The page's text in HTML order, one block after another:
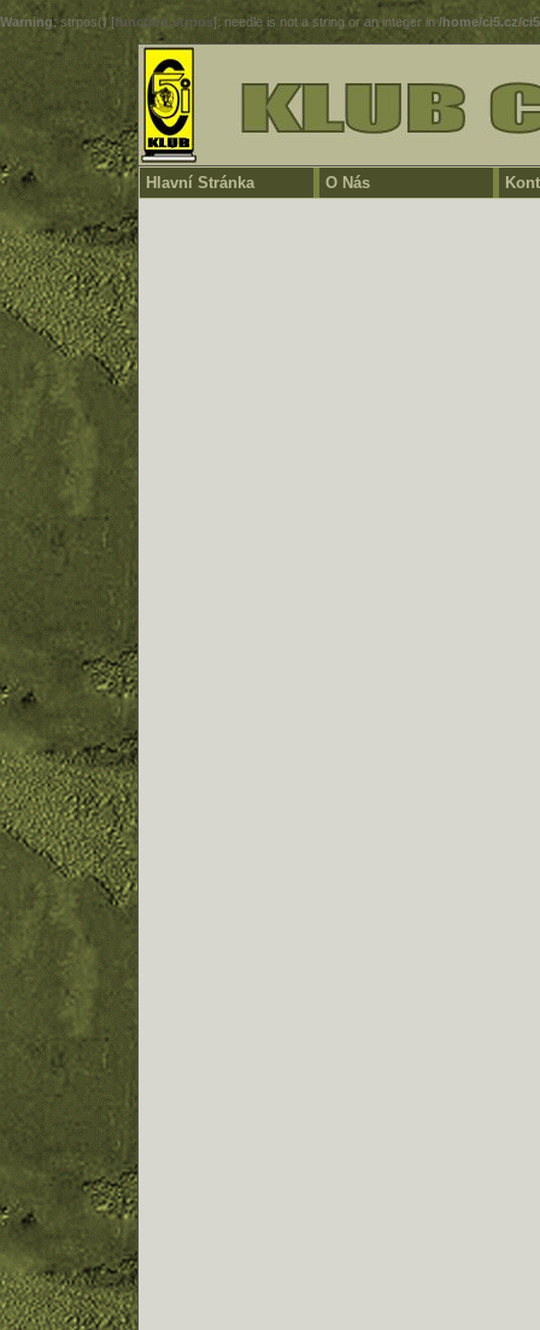
Warning: strpos() [function.strpos]: needle is not a string or an integer in/home/ci5.cz/
Hlavní Stránka O Nás